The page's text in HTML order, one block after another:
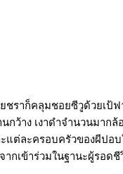
ชราก็คลุมชอยซีวูด้วยเป้
ว้าง เงาดำจำนวนมากล้
แต่ละครอบครัวของผีปอ
เข้าร่วมในฐานะผู้รอดชี